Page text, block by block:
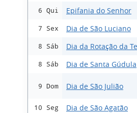
6 Qui Epifania do Senhor
7 Sex Dia de São Luciano
8 Sáb Dia da Rotação da
8 Sáb Dia de Santa Gúdula
9 Dom Dia de São Julião
10 Seg Dia de São Agatão